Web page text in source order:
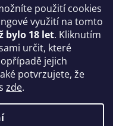
použití cookies
využití na tomto
bylo 18 let. Kliknutím
určit, které
jejich
potvrzujete, že
zde.
platby